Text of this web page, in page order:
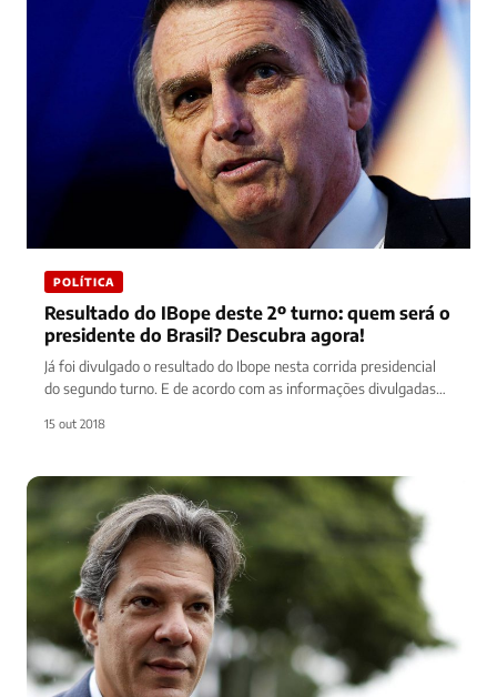
POLÍTICA
Resultado do IBope deste 2º turno: quem será o
presidente do Brasil? Descubra agora!
Já foi divulgado o resultado do Ibope nesta corrida presidencial
do segundo turno. E de acordo com as informações divulgadas…
15 out 2018